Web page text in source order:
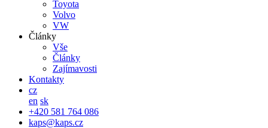
Toyota
Volvo
VW
Články
Vše
Články
Zajímavosti
Kontakty
cz
en sk
+420 581 764 086
kaps@kaps.cz